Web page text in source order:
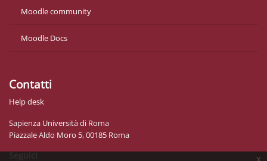
x
Moodle community
Moodle Docs
Contatti
Help desk
Sapienza Università di Roma
Piazzale Aldo Moro 5, 00185 Roma
Seguici